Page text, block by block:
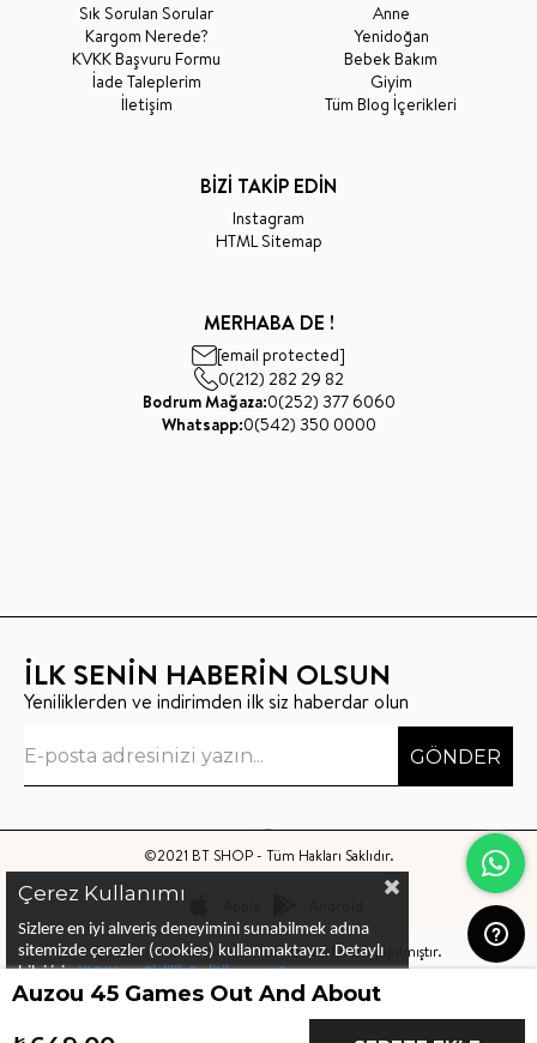
Sık Sorulan Sorular
Kargom Nerede?
KVKK Başvuru Formu
İade Taleplerim
İletişim
Anne
Yenidoğan
Bebek Bakım
Giyim
Tüm Blog İçerikleri
BİZİ TAKİP EDİN
Instagram
HTML Sitemap
MERHABA DE !
[email protected]
0(212) 282 29 82
Bodrum Mağaza:0(252) 377 6060
Whatsapp:0(542) 350 0000
İLK SENİN HABERİN OLSUN
Yeniliklerden ve indirimden ilk siz haberdar olun
GÖNDER
©2021 BT SHOP - Tüm Hakları Saklıdır.
Bu sitenin kurulumuKeyo Digitaltarafından yapılmıştır.
Çerez Kullanımı
Sizlere en iyi alıveriş deneyimini sunabilmek adına
sitemizde çerezler (cookies) kullanmaktayız. Detaylı
bilgi için KVKK ve Gizlilik Politikası veÇerez
Politikalarını inceleyebilirsiniz
Auzou 45 Games Out And About